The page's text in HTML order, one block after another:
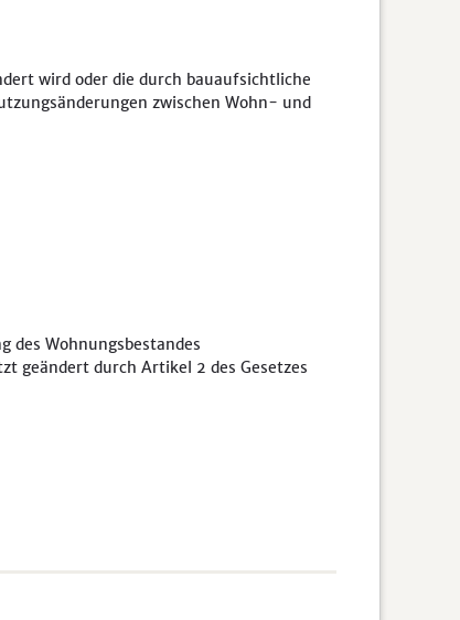
wird oder die durch bauaufsichtliche
zwischen Wohn- und
des Wohnungsbestandes
geändert durch Artikel 2 des Gesetzes